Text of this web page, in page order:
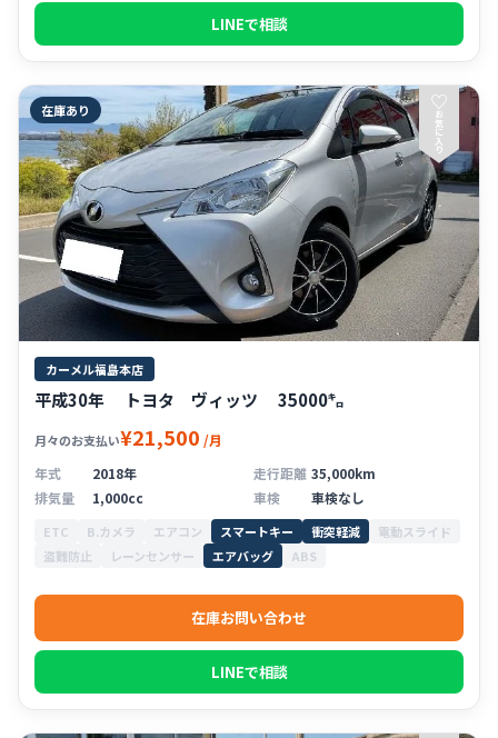
LINEで相談
在庫あり ♡
お
気
に
入
り
カーメル福島本店
平成30年 トヨタ ヴィッツ 35000㌔
月々のお支払い¥21,500 /月
年式
2018年 走行距離 35,000km
排気量
1,000cc 車検 車検なし
ETC B.カメラ エアコン スマートキー 衝突軽減
電動スライド
盗難防止
レーンセンサー エアバッグ ABS
在庫お問い合わせ
LINEで相談